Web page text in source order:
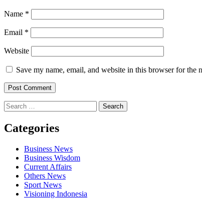
Name *
Email *
Website
Save my name, email, and website in this browser for the
Search
for:
Categories
Business News
Business Wisdom
Current Affairs
Others News
Sport News
Visioning Indonesia